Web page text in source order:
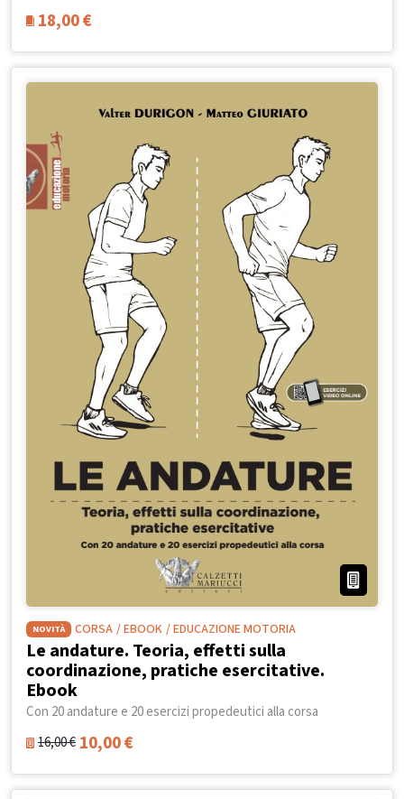
18,00€
NOVITÀ CORSA / EBOOK / EDUCAZIONE MOTORIA
Le andature. Teoria, effetti sulla
coordinazione, pratiche esercitative.
Ebook
Con 20 andature e 20 esercizi propedeutici alla corsa
16,00€ 10,00€